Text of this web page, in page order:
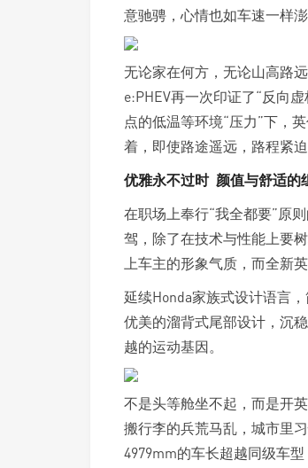
意驰骋，心情也如车速一样澎
无论家在何方，无论山高路
e:PHEV再一次印证了“反向
点的低温等环境“压力”下，
着，即使路途遥远，路程紧
优雅永不过时 颜值与舒适的
在职场上奉行“我全都要”原
驾，除了在技术与性能上要
上车主的形象气质，而全新
延续Honda家族式设计语言
优美的溜背式尾部设计，沉
越的运动基因。
不是头等舱坐不起，而是开
搬行李的兵荒马乱，城市里习
4979mm的车长超越同级车